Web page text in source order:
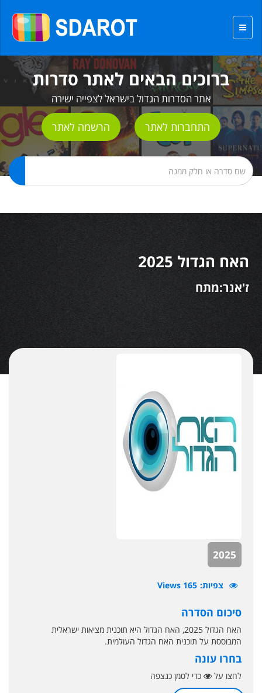
ברוכים הבאים לאתר סדרות
אתר הסדרות הגדול בישראל לצפייה ישירה
התחברות לאתר הרשמה לאתר
האח הגדול 2025
ז'אנר:מתח
2025
צפיות 165 Views
סיכום הסדרה
האח הגדול 2025, האח הגדול היא תוכנית מציאות ישראלית
המבוססת על תוכנית האח הגדול העולמית.
בחרו עונה
לחצו על כדי לסמן כנצפה